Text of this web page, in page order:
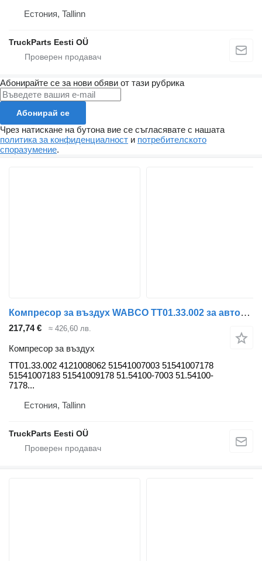
Естония, Tallinn
TruckParts Eesti OÜ
Абонирайте се за нови обяви от тази рубрика
Абонирай се
Чрез натискане на бутона вие се съгласявате с нашата
политика за конфиденциалност и потребителското
споразумение.
Компресор за въздух WABCO TT01.33.002 за автобус MAN LIONS CITY (01.04-)
217,74 € ≈ 426,60 лв.
Компресор за въздух
TT01.33.002 4121008062 51541007003 51541007178
51541007183 51541009178 51.54100-7003 51.54100-
7178...
Естония, Tallinn
TruckParts Eesti OÜ